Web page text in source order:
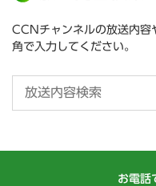
CCNチャンネルの放送内容
角で入力してください。
お電話